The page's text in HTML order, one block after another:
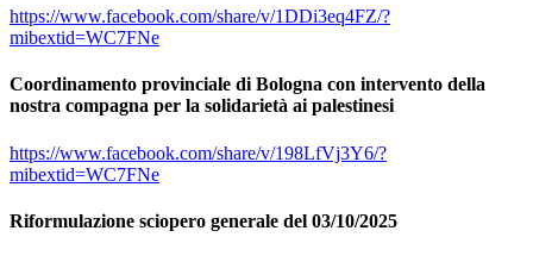
https://www.facebook.com/share/v/1DDi3eq4FZ/?
mibextid=WC7FNe
Coordinamento provinciale di Bologna con intervento della
nostra compagna per la solidarietà ai palestinesi
https://www.facebook.com/share/v/198LfVj3Y6/?
mibextid=WC7FNe
Riformulazione sciopero generale del 03/10/2025